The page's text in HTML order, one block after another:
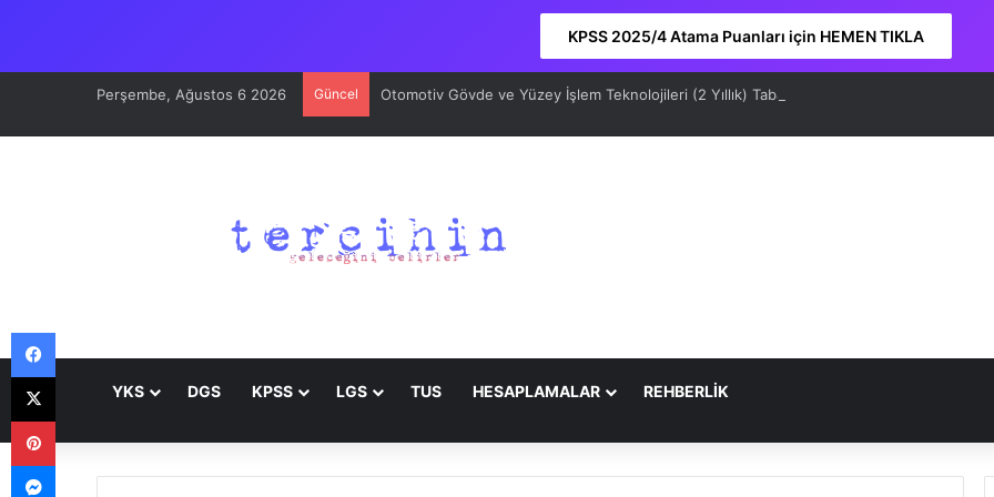
KPSS 2025/4 Atama Puanları için HEMEN TIKLA
Perşembe, Ağustos 6 2026 Güncel Otomotiv Gövde ve Yüzey İşlem Teknolojileri (2 Yıllık) Taban Puanları 2026 ve Sıralama
YKS DGS KPSS LGS TUS HESAPLAMALAR REHBERLİK